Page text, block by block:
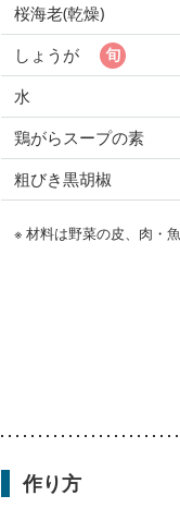
桜海老(乾燥)
しょうが
水
鶏がらスープの素
粗びき黒胡椒
※ 材料は野菜の皮、肉・
作り方